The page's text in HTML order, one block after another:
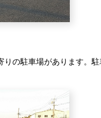
の駐車場があります。